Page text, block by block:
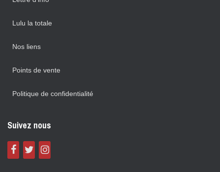
Lulu la totale
Nos liens
Points de vente
Politique de confidentialité
Suivez nous